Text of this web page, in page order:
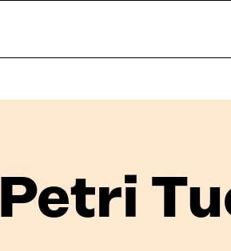
Petri